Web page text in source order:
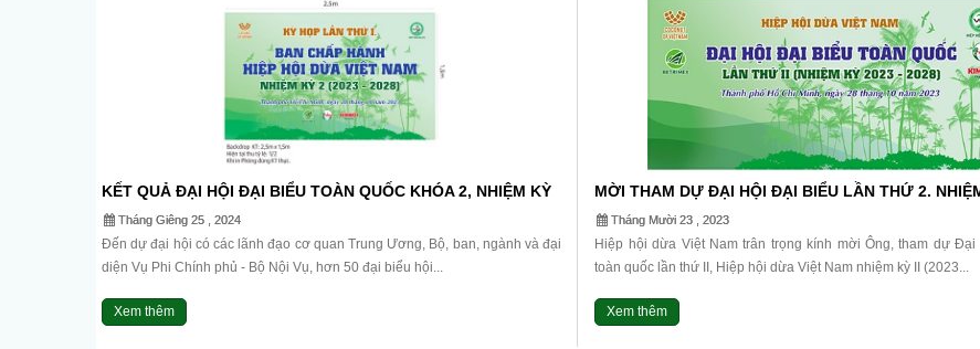
KẾT QUẢ ĐẠI HỘI ĐẠI BIỂU TOÀN QUỐC KHÓA 2, NHIỆM KỲ
II, (2023-2028).
Tháng Giêng 25 , 2024
Đến dự đại hội có các lãnh đạo cơ quan Trung Ương, Bộ, ban, ngành và đại
diện Vụ Phi Chính phủ - Bộ Nội Vụ, hơn 50 đại biểu hội...
Xem thêm
MỜI THAM DỰ ĐẠI HỘI ĐẠI BIỂU LẦN THỨ 2.
(2023-2028)
Tháng Mười 23 , 2023
Hiệp hội dừa Việt Nam trân trọng kính mời Ông, tham dự
toàn quốc lần thứ II, Hiệp hội dừa Việt Nam nhiệm kỳ II (2023...
Xem thêm